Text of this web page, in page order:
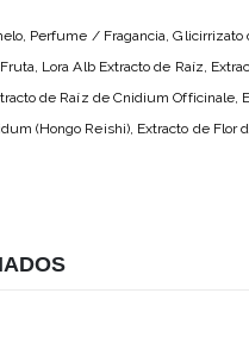
Perfume / Fragancia,
Lora Alb Extracto de Raíz,
de Raíz de Cnidium
(Hongo Reishi), Extracto de